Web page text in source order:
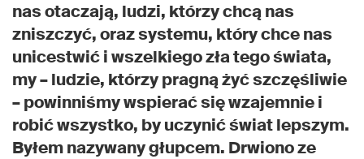
nas otaczają, ludzi, którzy chcą nas
zniszczyć, oraz systemu, który chce nas
unicestwić i wszelkiego zła tego świata,
my – ludzie, którzy pragną żyć szczęśliwie
– powinniśmy wspierać się wzajemnie i
robić wszystko, by uczynić świat lepszym.
Byłem nazywany głupcem. Drwiono ze